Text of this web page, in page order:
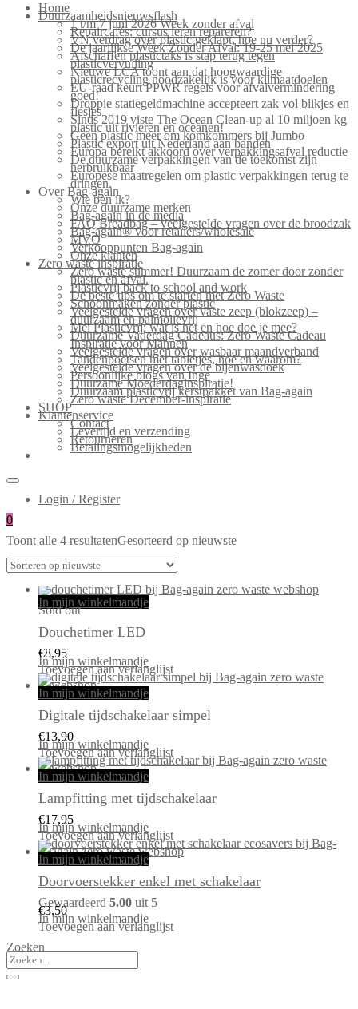
Home
Duurzaamheidsnieuwsflash
1 t/m 7 juni 2026 Week zonder afval
Repaircafés: cursus leren repareren?
VN verdrag over plastic geklapt, hoe nu verder?
De jaarlijkse Week Zonder Afval: 19-25 mei 2025
Afschaffen plastictaks is stap terug tegen
plasticvervuiling
Nieuwe LCA toont aan dat hoogwaardige
plasticrecycling noodzakelijk is voor klimaatdoelen
EU-raad keurt PPWR regels voor afvalvermindering
goed!
Droppie statiegeldmachine accepteert zak vol blikjes en
flesjes
Sinds 2019 viste The Ocean Clean-up al 10 miljoen kg
plastic uit rivieren en oceanen!
Geen plastic meer om komkommers bij Jumbo
Plastic export uit Nederland aan banden
Europa bereikt akkoord over verpakkingsafval reductie
De duurzame verpakkingen van de toekomst zijn
herbruikbaar
Europese maatregelen om plastic verpakkingen terug te
dringen.
Over Bag-again
Wie ben ik?
Onze duurzame merken
Bag-again in de media
FAQ Breadbag – veelgestelde vragen over de broodzak
Bag-again® voor retailers/wholesale
MVO
Verkooppunten Bag-again
Onze klanten
Zero waste inspiratie
Zero waste summer! Duurzaam de zomer door zonder
plastic en afval.
Plasticvrij back to school and work
De beste tips om te starten met Zero Waste
Schoonmaken zonder plastic
Veelgestelde vragen over vaste zeep (blokzeep) –
duurzaam en palmolievrij
Mei Plasticvrij: wat is het en hoe doe je mee?
Duurzame Vaderdag Cadeaus: Zero Waste Cadeau
Inspiratie voor Mannen
Veelgestelde vragen over wasbaar maandverband
Tandenpoetsen met tabletjes, hoe en waarom?
Veelgestelde vragen over de bijenwasdoek
Persoonlijke blogs van Inge
Duurzame Moederdaginspiratie!
Duurzaam plasticvrij kerstpakket van Bag-again
Zero waste December-inspiratie
SHOP
Klantenservice
Contact
Levertijd en verzending
Retourneren
Betalingsmogelijkheden
Login / Register
0
Toont alle 4 resultatenGesorteerd op nieuwste
In mijn winkelmandje
Sold out
Douchetimer LED
€8,95
In mijn winkelmandje
Toevoegen aan verlanglijst
In mijn winkelmandje
Digitale tijdschakelaar simpel
€13,90
In mijn winkelmandje
Toevoegen aan verlanglijst
In mijn winkelmandje
Lampfitting met tijdschakelaar
€17,95
In mijn winkelmandje
Toevoegen aan verlanglijst
In mijn winkelmandje
Doorvoerstekker enkel met schakelaar
Gewaardeerd 5.00 uit 5
€3,50
In mijn winkelmandje
Toevoegen aan verlanglijst
Zoeken